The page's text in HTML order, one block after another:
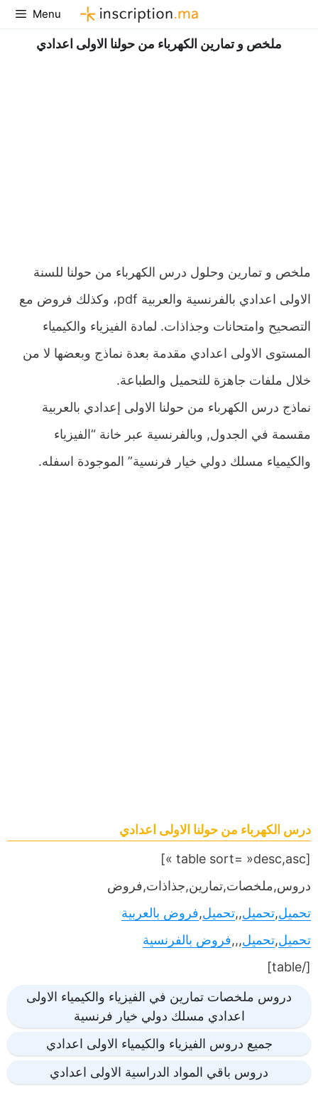
Aller
au
contenu
Menu
ملخص و تمارين الكهرباء من حولنا الاولى اعدادي
ملخص و تمارين وحلول درس الكهرباء من حولنا للسنة
الاولى اعدادي بالفرنسية والعربية pdf، وكذلك فروض مع
التصحيح وامتحانات وجذاذات. لمادة الفيزياء والكيمياء
المستوى الاولى اعدادي مقدمة بعدة نماذج وبعضها لا من
خلال ملفات جاهزة للتحميل والطباعة.
نماذج درس الكهرباء من حولنا الاولى إعدادي بالعربية
مقسمة في الجدول, وبالفرنسية عبر خانة “الفيزياء
والكيمياء مسلك دولي خيار فرنسية” الموجودة اسفله.
درس الكهرباء من حولنا الاولى اعدادي
[table sort= »desc,asc »]
دروس,ملخصات,تمارين,جذاذات,فروض
تحميل,تحميل,,تحميل,فروض بالعربية
تحميل,تحميل,,,فروض بالفرنسية
[/table]
دروس ملخصات تمارين في الفيزياء والكيمياء الاولى
اعدادي مسلك دولي خيار فرنسية
جميع دروس الفيزياء والكيمياء الاولى اعدادي
دروس باقي المواد الدراسية الاولى اعدادي